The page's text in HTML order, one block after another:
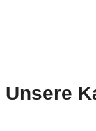
Unsere